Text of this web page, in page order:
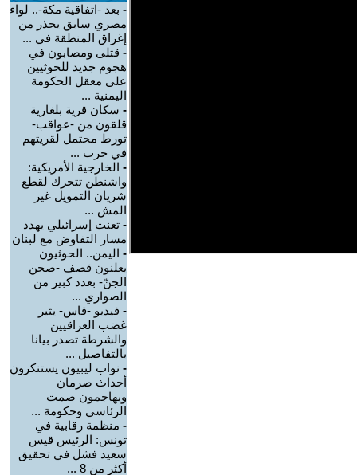
- بعد -اتفاقية مكة-.. لواء
مصري سابق يحذر من
إغراق المنطقة في ...
- قتلى ومصابون في
هجوم جديد للحوثيين
على معقل الحكومة
اليمنية ...
- سكان قرية بلغارية
قلقون من -عواقب-
تورط محتمل لقريتهم
في حرب ...
- الخارجية الأمريكية:
واشنطن تتحرك لقطع
شريان التمويل غير
المش ...
- تعنت إسرائيلي يهدد
مسار التفاوض مع لبنان
- اليمن.. الحوثيون
يعلنون قصف -صحن
الجنّ- بعدد كبير من
الصواري ...
- فيديو -قاس- يثير
غضب العراقيين
والشرطة تصدر بيانا
بالتفاصيل ...
- نواب ليبيون يستنكرون
أحداث صرمان
ويهاجمون صمت
الرئاسي وحكومة ...
- منظمة رقابية في
تونس: الرئيس قيس
سعيد فشل في تحقيق
أكثر من 8 ...